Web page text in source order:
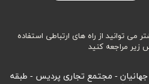
می توانید از راه های ارتباطی استفاده
زیر مراجعه کنید
- مجتمع تجاری پردیس - طبقه